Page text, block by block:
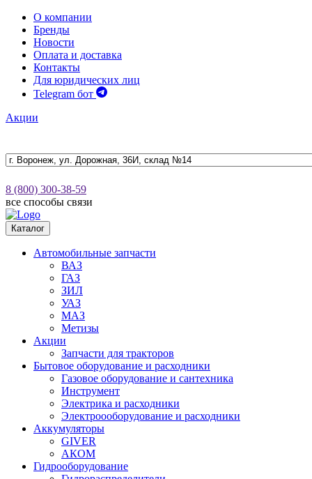
О компании
Бренды
Новости
Оплата и доставка
Контакты
Для юридических лиц
Telegram бот
Акции
8 (800) 300-38-59
все способы связи
Каталог
Автомобильные запчасти
ВАЗ
ГАЗ
ЗИЛ
УАЗ
МАЗ
Метизы
Акции
Запчасти для тракторов
Бытовое оборудование и расходники
Газовое оборудование и сантехника
Инструмент
Электрика и расходники
Электроооборудование и расходники
Аккумуляторы
GIVER
АКОМ
Гидрооборудование